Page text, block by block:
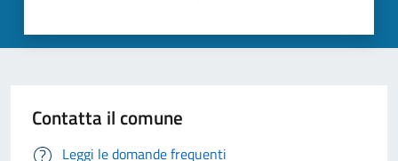
Contatta il comune
Leggi le domande frequenti